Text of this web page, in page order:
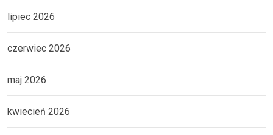
lipiec 2026
czerwiec 2026
maj 2026
kwiecień 2026